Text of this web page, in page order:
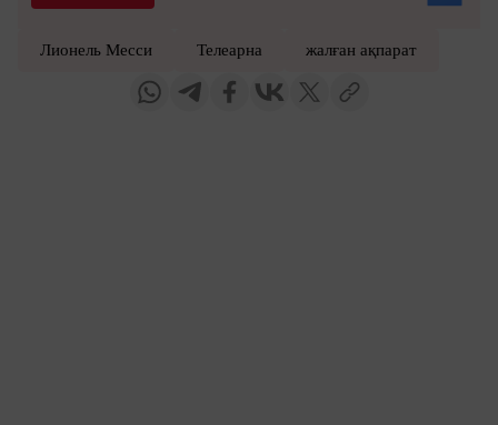
Лионель Месси Телеарна жалған ақпарат